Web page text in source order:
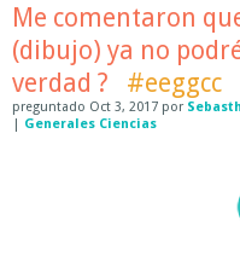
Me comentaron
(dibujo) ya no
verdad ?
#eeggcc
preguntado Oct 3, 2017 por
| Generales Ciencias